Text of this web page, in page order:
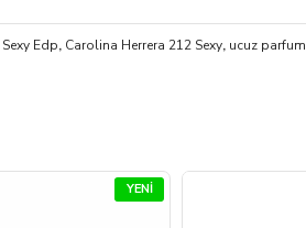
Edp, Carolina Herrera 212 Sexy, ucuz parfum
YENI